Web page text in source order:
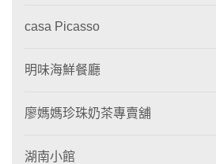
casa Picasso
明味海鮮餐廳
廖媽媽珍珠奶茶專賣舖
湖南小館